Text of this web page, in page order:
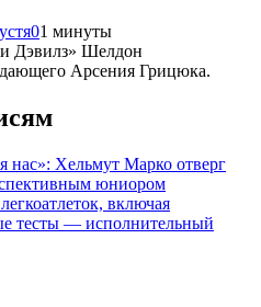
01 минуты
Дэвилз» Шелдон
Арсения Грицюка.
нас»: Хельмут Марко отверг
юниором
включая
тесты — исполнительный